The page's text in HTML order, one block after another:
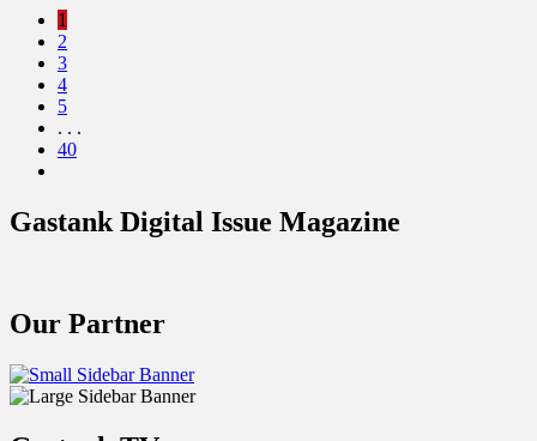
1
2
3
4
5
. . .
40
Gastank Digital Issue Magazine
Our Partner